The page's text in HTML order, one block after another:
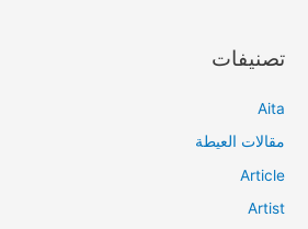
تصنيفات
Aita
مقالات العيطة
Article
Artist